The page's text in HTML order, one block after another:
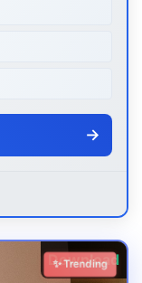
→
Download
✨ Trending